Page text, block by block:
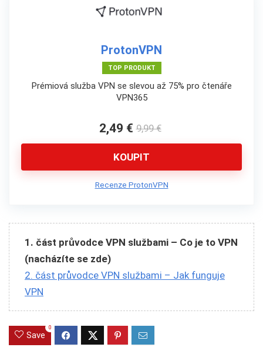
ProtonVPN
TOP PRODUKT
Prémiová služba VPN se slevou až 75% pro čtenáře
VPN365
2,49 € 9,99 €
KOUPIT
Recenze ProtonVPN
1. část průvodce VPN službami – Co je to VPN
(nacházíte se zde)
2. část průvodce VPN službami – Jak funguje
VPN
Save
0